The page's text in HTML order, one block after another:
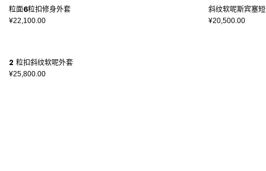
粒面6粒扣修身外套
¥22,100.00
斜纹软呢斯宾塞
¥20,500.00
2 粒扣斜纹软呢外套
¥25,800.00